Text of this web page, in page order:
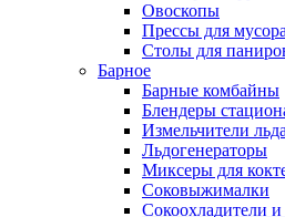
Овоскопы
Прессы для мусора
Столы для
Барное
Барные комбайны
Блендеры
Измельчители льда
Льдогенераторы
Миксеры для
Соковыжималки
Сокоохладители